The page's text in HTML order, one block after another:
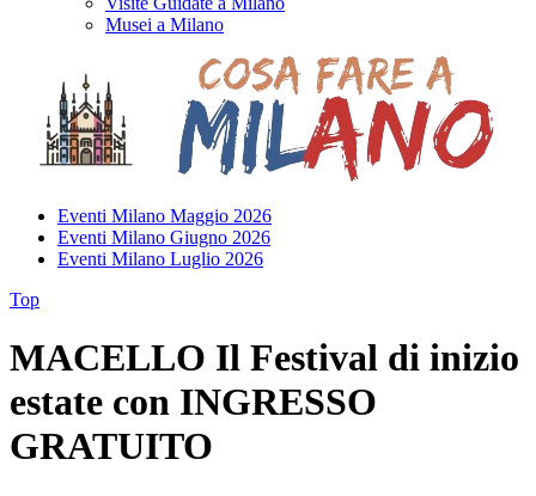
Musei a Milano
Eventi Milano Maggio 2026
Eventi Milano Giugno 2026
Eventi Milano Luglio 2026
Top
MACELLO Il Festival di inizio
estate con INGRESSO
GRATUITO